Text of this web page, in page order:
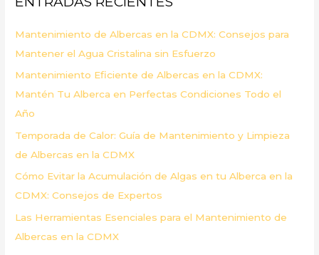
o
r
:
Mantenimiento de Albercas en la CDMX: Consejos para
Mantener el Agua Cristalina sin Esfuerzo
Mantenimiento Eficiente de Albercas en la CDMX:
Mantén Tu Alberca en Perfectas Condiciones Todo el
Año
Temporada de Calor: Guía de Mantenimiento y Limpieza
de Albercas en la CDMX
Cómo Evitar la Acumulación de Algas en tu Alberca en la
CDMX: Consejos de Expertos
Las Herramientas Esenciales para el Mantenimiento de
Albercas en la CDMX